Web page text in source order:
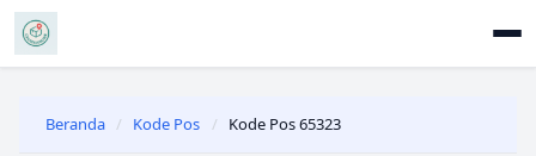
Beranda / Kode Pos / Kode Pos 65323